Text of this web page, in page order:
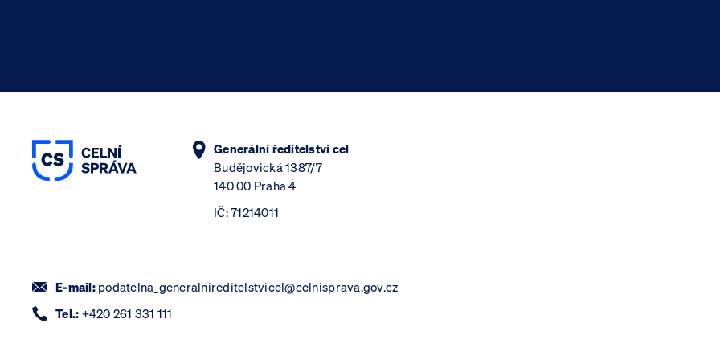
Generální ředitelství cel
Budějovická 1387/7
140 00 Praha 4
IČ: 71214011
E-mail: podatelna_generalnireditelstvicel@celnisprava.gov.cz
Tel.: +420 261 331 111